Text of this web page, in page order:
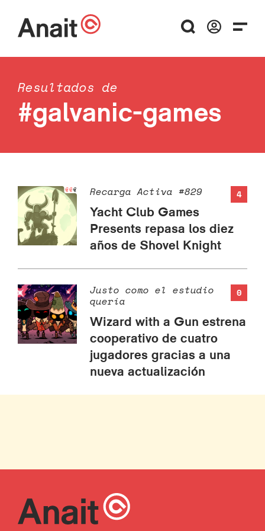
Resultados de
#galvanic-games
4
Recarga Activa #829
Yacht Club Games
Presents repasa los diez
años de Shovel Knight
0
Justo como el estudio
quería
Wizard with a Gun estrena
cooperativo de cuatro
jugadores gracias a una
nueva actualización